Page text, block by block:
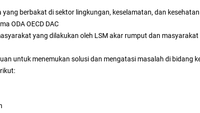
berbakat di sektor lingkungan, keselamatan, dan
ODA OECD DAC
yang dilakukan oleh LSM akar rumput dan
untuk menemukan solusi dan mengatasi masalah di bidang